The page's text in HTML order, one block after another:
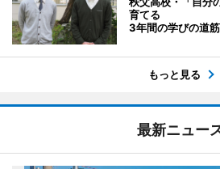
育てる
3年間の学びの道筋
もっと見る
最新ニュー